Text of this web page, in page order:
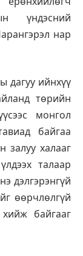
үндэсний
нар
дагуу ийнхүү
төрийн
монгол
байгаа
залуу халааг
талаар
дэлгэрэнгүй
өөрчлөлгүй
байгааг